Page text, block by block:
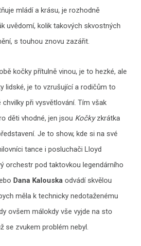
mládí a krásu, je rozhodně
uvědomí, kolik takových skvostných
s touhou znovu zazářit.
kočky přítulně vinou, je to hezké, ale
lidské, je to vzrušující a rodičům to
při vysvětlování. Tím však
děti vhodné, jen jsou Kočkyzkrátka
Je to show, kde si na své
tance i posluchači Lloyd
orchestr pod taktovkou legendárního
Dana Kalouska odvádí skvělou
měla k technicky nedotaženému
ovšem málokdy vše vyjde na sto
se zvukem problém nebyl.